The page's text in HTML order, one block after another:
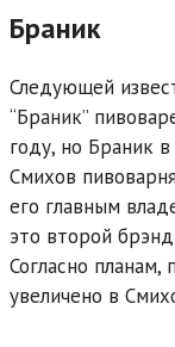
Браник
Следующей
“Браник”
году, но Браник
Смихов
его главным
это второй
Согласно
увеличено в